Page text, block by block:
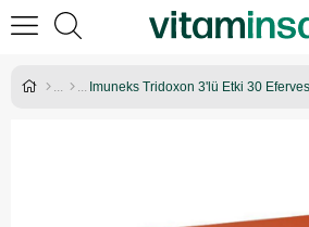
Imuneks Tridoxon 3'lü Etki 30